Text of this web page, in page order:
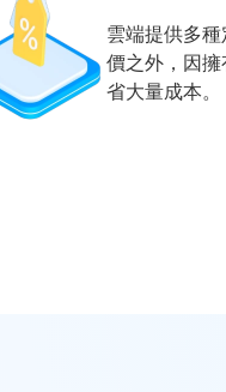
雲端提供多
價之外，因
省大量成本。